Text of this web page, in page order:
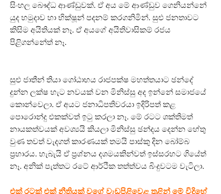
සිංහල බෞද්ධ ආණ්ඩුවක්. ඒ අය මේ ආණ්ඩුව ගෙනියන්නේ
යුද හමුදාව හා භික්ෂූන් පදනම් කරගනිමින්. සුළු ජනතාවට
කිසිම අයිතියක් නෑ. ඒ අයගේ අයිතිවාසිකම් රජය
පිළිගන්නේත් නෑ.
සුළු ජාතීන් තියා ගෝඨාභය රාජපක්ෂ මහත්තයාට ඡන්දේ
දුන්න ලක්ෂ හැට නවයක් වන මිනිස්සු අද ඉන්නේ සමාජයේ
කොන්වෙලා. ඒ අයට ජනාධිපතිවරයා ඉදිරිපත් කළ
පොරොන්දු එකක්වත් ඉටු කරලා නෑ. මේ රටට ශක්තිමත්
නායකත්වයක් අවශ්‍යයි කියලා මිනිස්සු ඡන්දය දෙන්න හේතු
වුණ තවත් වැදගත් කාරණයක් තමයි පාස්කු දින බෝම්බ
ප්‍රහාරය. හැබැයි ඒ ප්‍රශ්නය දශමයකින්වත් ඉස්සරහට ගියේත්
නෑ. අනික් පැත්තට රටේ ආර්ථික තත්ත්වය බිංදුවටම වැටිලා.
එක් රටක් එක් නීතියක් වගේ වැඩපිළිවෙළ තුළින් මේ විදිහේ